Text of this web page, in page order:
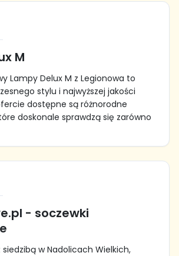
M
Lampy Delux M z Legionowa to
stylu i najwyższej jakości
dostępne są różnorodne
doskonale sprawdzą się zarówno
- soczewki
w Nadolicach Wielkich,